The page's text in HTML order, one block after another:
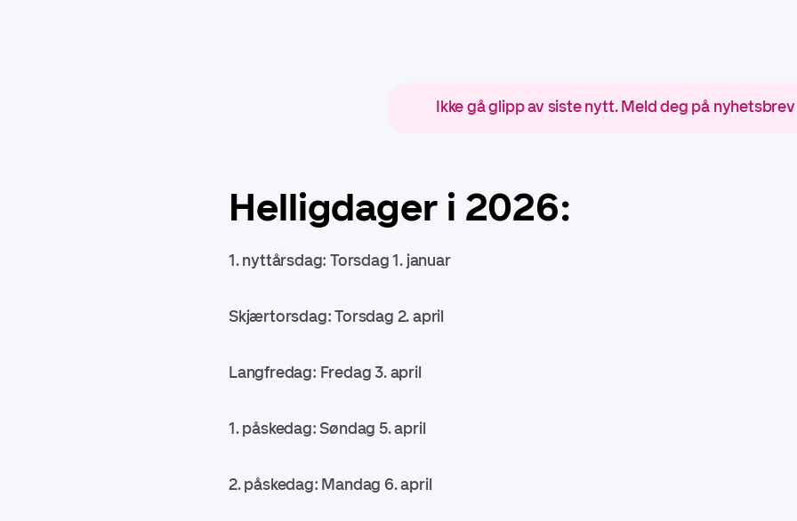
Ikke gå glipp av siste nytt. Meld deg på
Helligdager i 2026:
1. nyttårsdag: Torsdag 1. januar
Skjærtorsdag: Torsdag 2. april
Langfredag: Fredag 3. april
1. påskedag: Søndag 5. april
2. påskedag: Mandag 6. april